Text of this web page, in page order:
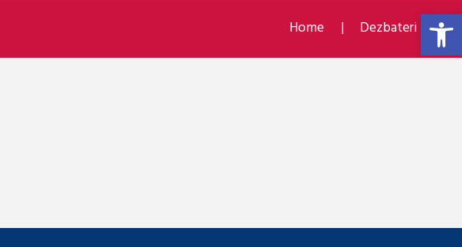
Home Dezbateri publice
Open toolbar